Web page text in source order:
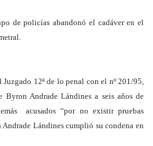
de policías abandonó el cadáver en el
12ª de lo penal con el nº 201/95,
Byron Andrade Lándines a seis años de
acusados “por no existir pruebas
Lándines cumplió su condena en